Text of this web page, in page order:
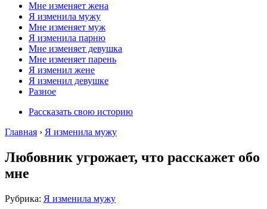
Мне изменяет жена
Я изменила мужу
Мне изменяет муж
Я изменила парню
Мне изменяет девушка
Мне изменяет парень
Я изменил жене
Я изменил девушке
Разное
Рассказать свою историю
Главная › Я изменила мужу
Любовник угрожает, что расскажет обо
мне
Рубрика: Я изменила мужу